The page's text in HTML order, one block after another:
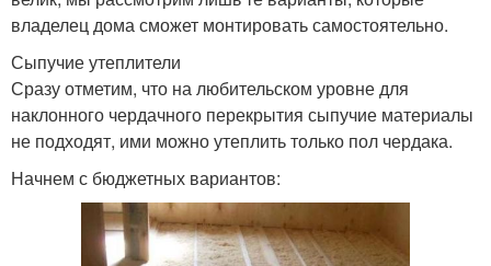
владелец дома сможет монтировать самостоятельно.
Сыпучие утеплители
Сразу отметим, что на любительском уровне для
наклонного чердачного перекрытия сыпучие материалы
не подходят, ими можно утеплить только пол чердака.
Начнем с бюджетных вариантов: